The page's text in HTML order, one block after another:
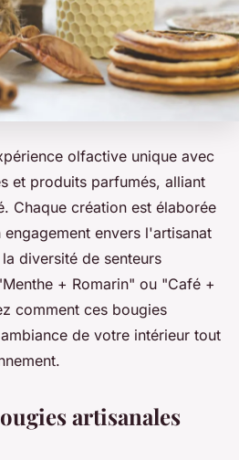
olfactive unique avec
et produits parfumés, alliant
Chaque création est élaborée
envers l'artisanat
diversité de senteurs
+ Romarin" ou "Café +
comment ces bougies
de votre intérieur tout
artisanales